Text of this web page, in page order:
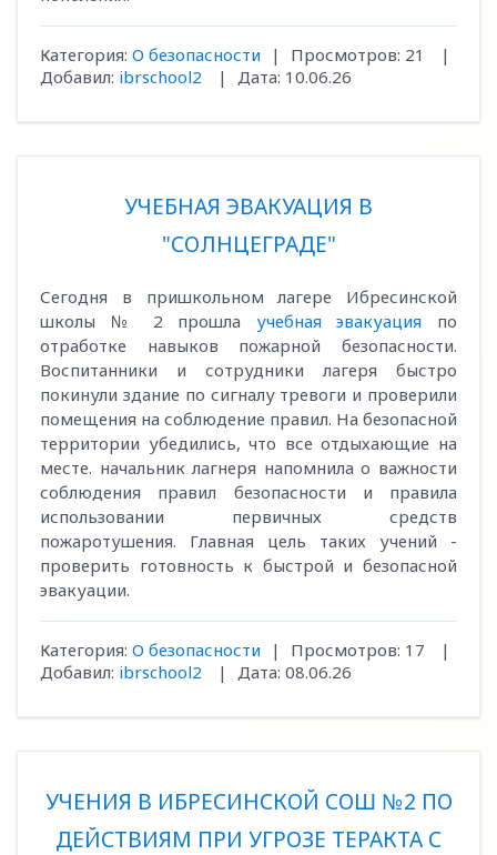
Категория: О безопасности | Просмотров: 21
|
Добавил: ibrschool2 | Дата: 10.06.26
УЧЕБНАЯ ЭВАКУАЦИЯ В
"СОЛНЦЕГРАДЕ"
Сегодня в пришкольном лагере Ибресинской
школы № 2 прошла учебная эвакуация по
отработке навыков пожарной безопасности.
Воспитанники и сотрудники лагеря быстро
покинули здание по сигналу тревоги и проверили
помещения на соблюдение правил. На безопасной
территории убедились, что все отдыхающие на
месте. начальник лагнеря напомнила о важности
соблюдения правил безопасности и правила
использовании первичных средств
пожаротушения. Главная цель таких учений -
проверить готовность к быстрой и безопасной
эвакуации.
Категория: О безопасности | Просмотров: 17
|
Добавил: ibrschool2 | Дата: 08.06.26
УЧЕНИЯ В ИБРЕСИНСКОЙ СОШ №2 ПО
ДЕЙСТВИЯМ ПРИ УГРОЗЕ ТЕРАКТА С